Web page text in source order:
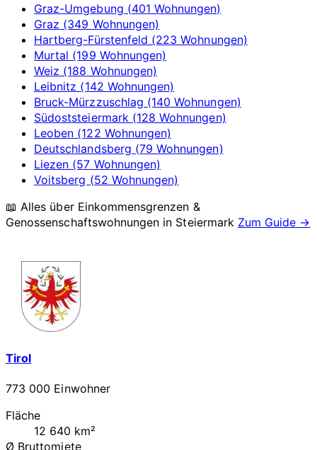
Graz-Umgebung (401 Wohnungen)
Graz (349 Wohnungen)
Hartberg-Fürstenfeld (223 Wohnungen)
Murtal (199 Wohnungen)
Weiz (188 Wohnungen)
Leibnitz (142 Wohnungen)
Bruck-Mürzzuschlag (140 Wohnungen)
Südoststeiermark (128 Wohnungen)
Leoben (122 Wohnungen)
Deutschlandsberg (79 Wohnungen)
Liezen (57 Wohnungen)
Voitsberg (52 Wohnungen)
📖 Alles über Einkommensgrenzen &
Genossenschaftswohnungen in Steiermark Zum Guide →
Tirol
773 000 Einwohner
Fläche
12 640 km²
Ø Bruttomiete